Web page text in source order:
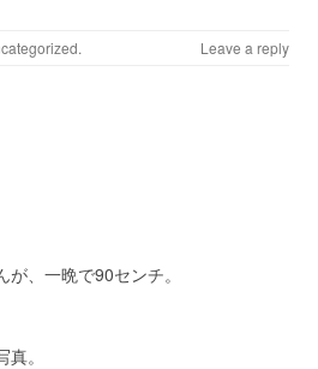
. Leave a reply
、一晩で90センチ。
。